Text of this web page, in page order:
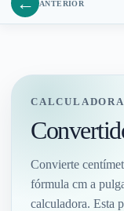
ANTERIOR
Convierte
fórmula cm a
calculadora. Esta